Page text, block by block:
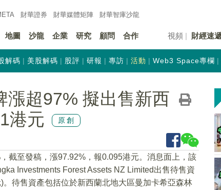
財華證券 財華媒體矩陣 財華智庫沙龍
地圖 沙龍 企業 研究 顧問 合作 視頻 財經速遞
解碼 美股解碼 股評 研報 專訪 活動 Web3 Space專欄
漲超97% 擬出售新西
港元
原創
截至發稿，漲97.92%，報0.095港元。消息面上，該
Investments Forest Assets NZ Limited出售待售資
待售資產包括位於新西蘭北地大區曼加卡希亞森林